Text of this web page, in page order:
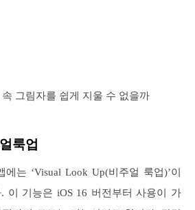
그림자를 쉽게 지울 수 없을까
룩업
는 ‘Visual Look Up(비주얼 룩업)’이
이 기능은 iOS 16 버전부터 사용이 가